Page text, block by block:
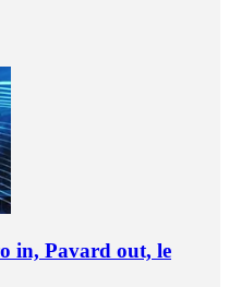
in, Pavard out, le